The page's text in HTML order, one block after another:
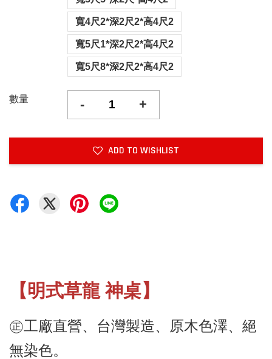
寬4尺2*深2尺2*高4尺2
寬5尺1*深2尺2*高4尺2
寬5尺8*深2尺2*高4尺2
數量 - +
ADD TO WISHLIST
【明式草龍 神桌】
㊣工廠直營、台灣製造、原木色澤、絕
無染色。